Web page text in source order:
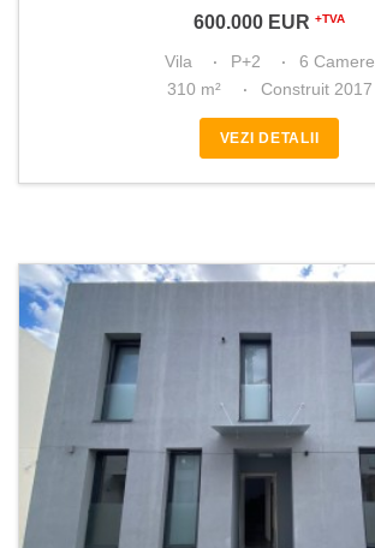
600.000 EUR +TVA
Vila P+2
6 Camere
310 m²
Construit 2017
VEZI DETALII